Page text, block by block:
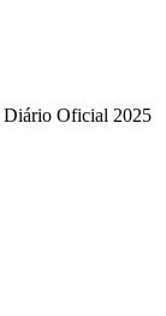
Diário Oficial 2025